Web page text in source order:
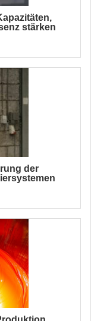
stärken
der